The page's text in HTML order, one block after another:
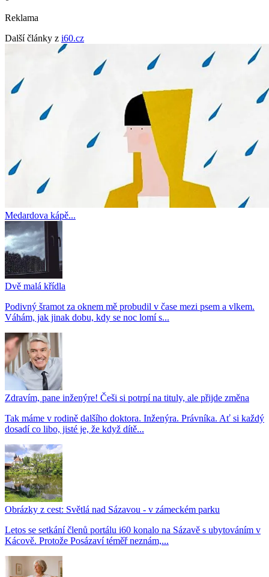
Reklama
Další články z i60.cz
Medardova kápě...
Dvě malá křídla
Podivný šramot za oknem mě probudil v čase mezi psem a vlkem.
Váhám, jak jinak dobu, kdy se noc lomí s...
Zdravím, pane inženýre! Češi si potrpí na tituly, ale přijde změna
Tak máme v rodině dalšího doktora. Inženýra. Právníka. Ať si každý
dosadí co libo, jisté je, že když dítě...
Obrázky z cest: Světlá nad Sázavou - v zámeckém parku
Letos se setkání členů portálu i60 konalo na Sázavě s ubytováním v
Kácově. Protože Posázaví téměř neznám,...